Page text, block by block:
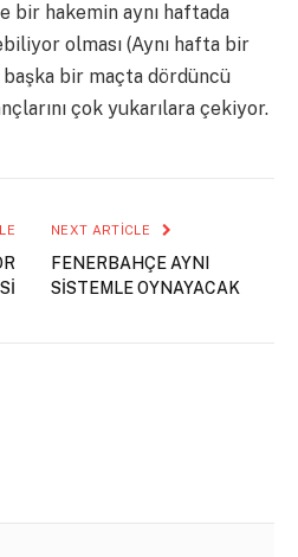
bir hakemin aynı haftada
olması (Aynı hafta bir
bir maçta dördüncü
çok yukarılara çekiyor.
NEXT ARTICLE
FENERBAHÇE AYNI
SİSTEMLE OYNAYACAK